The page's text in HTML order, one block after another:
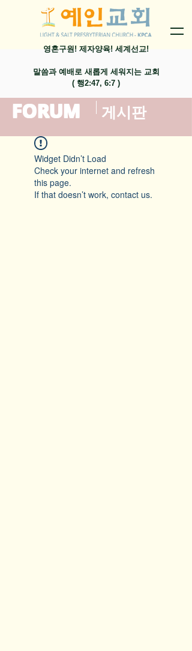
영혼구원! 제자양육! 세계선교!
말씀과 예배로 새롭게 세워지는 교회
​( 행2:47, 6:7 )
FORUM ​게시판
Widget Didn’t Load
Check your internet and refresh
this page.
If that doesn’t work, contact us.